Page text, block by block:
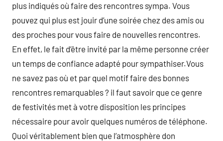
plus indiqués où faire des rencontres sympa. Vous
pouvez qui plus est jouir d’une soirée chez des amis ou
des proches pour vous faire de nouvelles rencontres.
En effet, le fait d’être invité par la même personne créer
un temps de confiance adapté pour sympathiser.Vous
ne savez pas où et par quel motif faire des bonnes
rencontres remarquables ? il faut savoir que ce genre
de festivités met à votre disposition les principes
nécessaire pour avoir quelques numéros de téléphone.
Quoi véritablement bien que l’atmosphère don